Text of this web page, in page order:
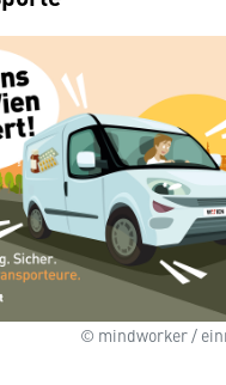
© mindworker /